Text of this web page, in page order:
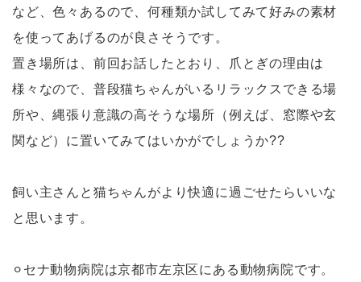
など、色々あるので、何種類か試してみて好みの素材
を使ってあげるのが良さそうです。
置き場所は、前回お話したとおり、爪とぎの理由は
様々なので、普段猫ちゃんがいるリラックスできる場
所や、縄張り意識の高そうな場所（例えば、窓際や玄
関など）に置いてみてはいかがでしょうか??
飼い主さんと猫ちゃんがより快適に過ごせたらいいな
と思います。
⚪︎セナ動物病院は京都市左京区にある動物病院です。